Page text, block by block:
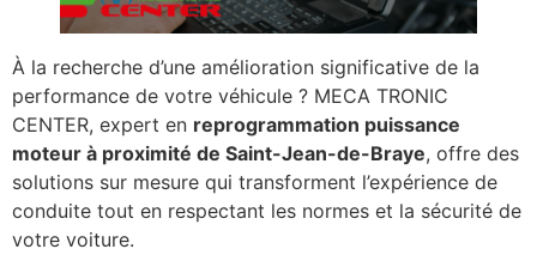
À la recherche d’une amélioration significative de la
performance de votre véhicule ? MECA TRONIC
CENTER, expert en reprogrammation puissance
moteur à proximité de Saint-Jean-de-Braye, offre des
solutions sur mesure qui transforment l’expérience de
conduite tout en respectant les normes et la sécurité de
votre voiture.